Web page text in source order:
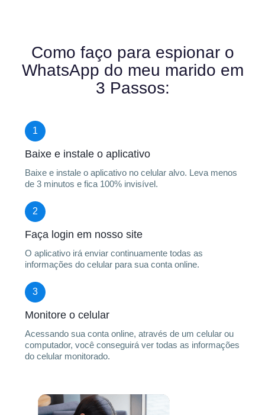
Como faço para espionar o
WhatsApp do meu marido em
3 Passos:
1
Baixe e instale o aplicativo
Baixe e instale o aplicativo no celular alvo. Leva menos
de 3 minutos e fica 100% invisível.
2
Faça login em nosso site
O aplicativo irá enviar continuamente todas as
informações do celular para sua conta online.
3
Monitore o celular
Acessando sua conta online, através de um celular ou
computador, você conseguirá ver todas as informações
do celular monitorado.